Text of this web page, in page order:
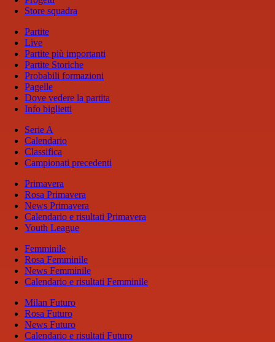
Store squadra
Partite
Live
Partite più importanti
Partite Storiche
Probabili formazioni
Pagelle
Dove vedere la partita
Info biglietti
Serie A
Calendario
Classifica
Campionati precedenti
Primavera
Rosa Primavera
News Primavera
Calendario e risultati Primavera
Youth League
Femminile
Rosa Femminile
News Femminile
Calendario e risultati Femminile
Milan Futuro
Rosa Futuro
News Futuro
Calendario e risultati Futuro